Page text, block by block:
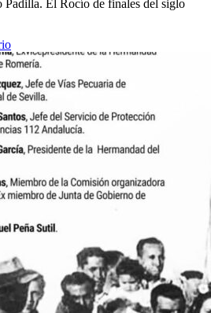
Padilla. El Rocío de finales del siglo